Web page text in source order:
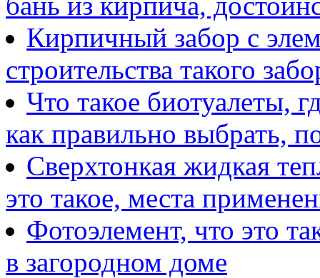
Кирпичный забор с
строительства такого
Что такое биотуалеты,
как правильно выбрать,
Сверхтонкая жидкая
это такое, места
Фотоэлемент, что это
в загородном доме